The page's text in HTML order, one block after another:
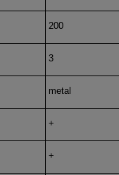
200
3
metal
+
+